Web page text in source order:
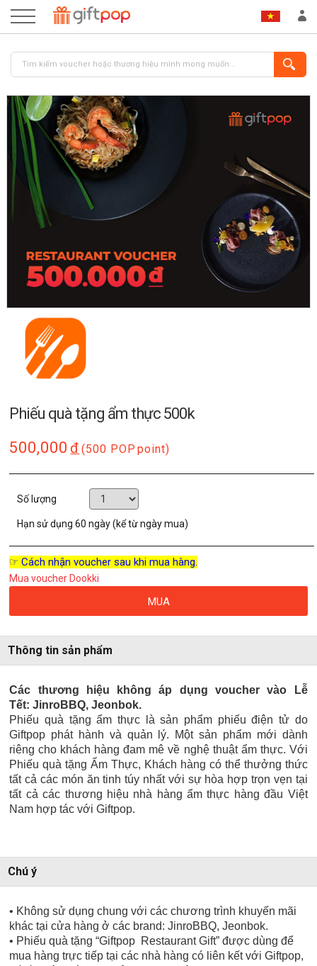
ĐĂNG NHẬP ĐĂNG KÝ
Phiếu quà tặng ẩm thực 500k
500,000 đ (500 POP point)
Số lượng
Hạn sử dụng60 ngày (kể từ ngày mua)
☞ Cách nhận voucher sau khi mua hàng.
Mua voucher Dookki
MUA
Thông tin sản phẩm
Các thương hiệu không áp dụng voucher vào Lễ
Tết: JinroBBQ, Jeonbok.
Phiếu quà tặng ẩm thực là sản phẩm phiếu điện tử do
Giftpop phát hành và quản lý. Một sản phẩm mới dành
riêng cho khách hàng đam mê về nghệ thuật ẩm thực. Với
Phiếu quà tặng Ẩm Thực, Khách hàng có thể thưởng thức
tất cả các món ăn tinh túy nhất với sự hòa hợp trọn vẹn tại
tất cả các thương hiệu nhà hàng ẩm thực hàng đầu Việt
Nam hợp tác với Giftpop.
Chú ý
• Không sử dụng chung với các chương trình khuyến mãi
khác tại cửa hàng ở các brand:JinroBBQ, Jeonbok.
• Phiếu quà tặng “Giftpop Restaurant Gift” được dùng để
mua hàng trực tiếp tại các nhà hàng có liên kết với Giftpop,